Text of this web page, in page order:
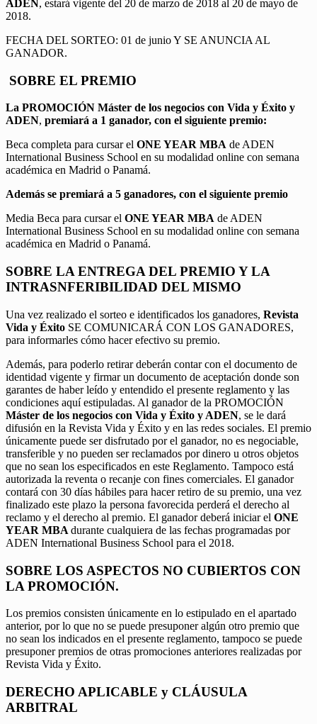
ADEN, estará vigente del 20 de marzo de 2018 al 20 de mayo de
2018.
FECHA DEL SORTEO: 01 de junio Y SE ANUNCIA AL
GANADOR.
SOBRE EL PREMIO
La PROMOCIÓN Máster de los negocios con Vida y Éxito y
ADEN, premiará a 1 ganador, con el siguiente premio:
Beca completa para cursar el ONE YEAR MBA de ADEN
International Business School en su modalidad online con semana
académica en Madrid o Panamá.
Además se premiará a 5 ganadores, con el siguiente premio
Media Beca para cursar el ONE YEAR MBA de ADEN
International Business School en su modalidad online con semana
académica en Madrid o Panamá.
SOBRE LA ENTREGA DEL PREMIO Y LA
INTRASNFERIBILIDAD DEL MISMO
Una vez realizado el sorteo e identificados los ganadores, Revista
Vida y Éxito SE COMUNICARÁ CON LOS GANADORES,
para informarles cómo hacer efectivo su premio.
Además, para poderlo retirar deberán contar con el documento de
identidad vigente y firmar un documento de aceptación donde son
garantes de haber leído y entendido el presente reglamento y las
condiciones aquí estipuladas. Al ganador de la PROMOCIÓN
Máster de los negocios con Vida y Éxito y ADEN, se le dará
difusión en la Revista Vida y Éxito y en las redes sociales. El premio
únicamente puede ser disfrutado por el ganador, no es negociable,
transferible y no pueden ser reclamados por dinero u otros objetos
que no sean los especificados en este Reglamento. Tampoco está
autorizada la reventa o recanje con fines comerciales. El ganador
contará con 30 días hábiles para hacer retiro de su premio, una vez
finalizado este plazo la persona favorecida perderá el derecho al
reclamo y el derecho al premio. El ganador deberá iniciar el ONE
YEAR MBA durante cualquiera de las fechas programadas por
ADEN International Business School para el 2018.
SOBRE LOS ASPECTOS NO CUBIERTOS CON
LA PROMOCIÓN.
Los premios consisten únicamente en lo estipulado en el apartado
anterior, por lo que no se puede presuponer algún otro premio que
no sean los indicados en el presente reglamento, tampoco se puede
presuponer premios de otras promociones anteriores realizadas por
Revista Vida y Éxito.
DERECHO APLICABLE y CLÁUSULA
ARBITRAL